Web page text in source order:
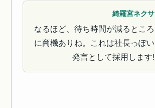
綺羅宮ネクサ
なるほど、待ち時間が減るところ
に商機ありね。これは社長っぽい
発言として採用します!